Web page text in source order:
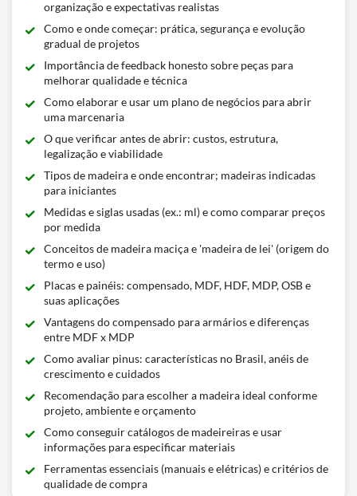
organização e expectativas realistas
Como e onde começar: prática, segurança e evolução
gradual de projetos
Importância de feedback honesto sobre peças para
melhorar qualidade e técnica
Como elaborar e usar um plano de negócios para abrir
uma marcenaria
O que verificar antes de abrir: custos, estrutura,
legalização e viabilidade
Tipos de madeira e onde encontrar; madeiras indicadas
para iniciantes
Medidas e siglas usadas (ex.: ml) e como comparar preços
por medida
Conceitos de madeira maciça e 'madeira de lei' (origem do
termo e uso)
Placas e painéis: compensado, MDF, HDF, MDP, OSB e
suas aplicações
Vantagens do compensado para armários e diferenças
entre MDF x MDP
Como avaliar pinus: características no Brasil, anéis de
crescimento e cuidados
Recomendação para escolher a madeira ideal conforme
projeto, ambiente e orçamento
Como conseguir catálogos de madeireiras e usar
informações para especificar materiais
Ferramentas essenciais (manuais e elétricas) e critérios de
qualidade de compra